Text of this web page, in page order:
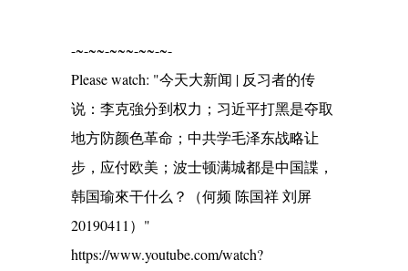
-~-~~-~~~-~~-~-
Please watch: "今天大新闻 | 反习者的传
说：李克強分到权力；习近平打黑是夺取
地方防颜色革命；中共学毛泽东战略让
步，应付欧美；波士顿满城都是中国諜，
韩国瑜來干什么？（何频 陈国祥 刘屏
20190411）"
https://www.youtube.com/watch?